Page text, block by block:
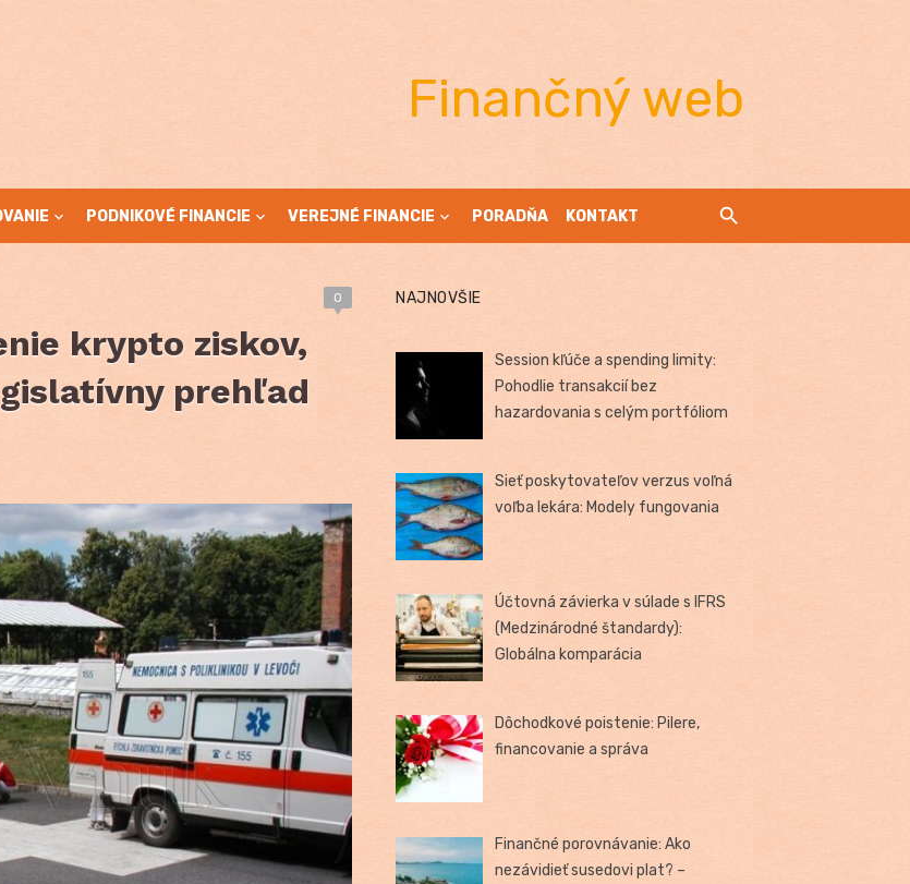
Finančný web
PODNIKOVÉ FINANCIE VEREJNÉ FINANCIE PORADŇA KONTAKT
0
krypto ziskov,
prehľad
NAJNOVŠIE
Session kľúče a spending limity:
Pohodlie transakcií bez
hazardovania s celým portfóliom
Sieť poskytovateľov verzus voľná
voľba lekára: Modely fungovania
Účtovná závierka v súlade s IFRS
(Medzinárodné štandardy):
Globálna komparácia
Dôchodkové poistenie: Pilere,
financovanie a správa
Finančné porovnávanie: Ako
nezávidieť susedovi plat? –